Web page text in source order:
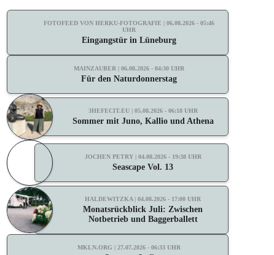
FOTOFEED VON HERKU-FOTOGRAFIE | 06.08.2026 - 05:46
UHR
Eingangstür in Lüneburg
MAINZAUBER | 06.08.2026 - 04:30 UHR
Für den Naturdonnerstag
3HEFECIT.EU | 05.08.2026 - 06:18 UHR
Sommer mit Juno, Kallio und Athena
JOCHEN PETRY | 04.08.2026 - 19:38 UHR
Seascape Vol. 13
HALDEWITZKA | 04.08.2026 - 17:00 UHR
Monatsrückblick Juli: Zwischen
Notbetrieb und Baggerballett
MKLN.ORG | 27.07.2026 - 06:33 UHR